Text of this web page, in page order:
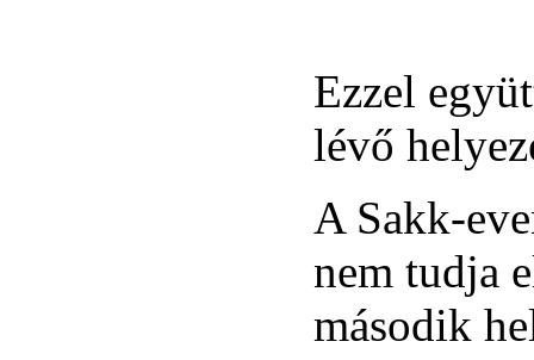
Ezzel
lévő
A Sakk-
nem tudja
második